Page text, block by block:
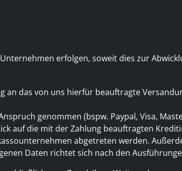
erfolgen, soweit dies zur
an das von uns hierfür beauftragte
genommen (bspw. Paypal, Visa,
auf die mit der Zahlung beauftragten
abgetreten werden.
Daten richtet sich nach den